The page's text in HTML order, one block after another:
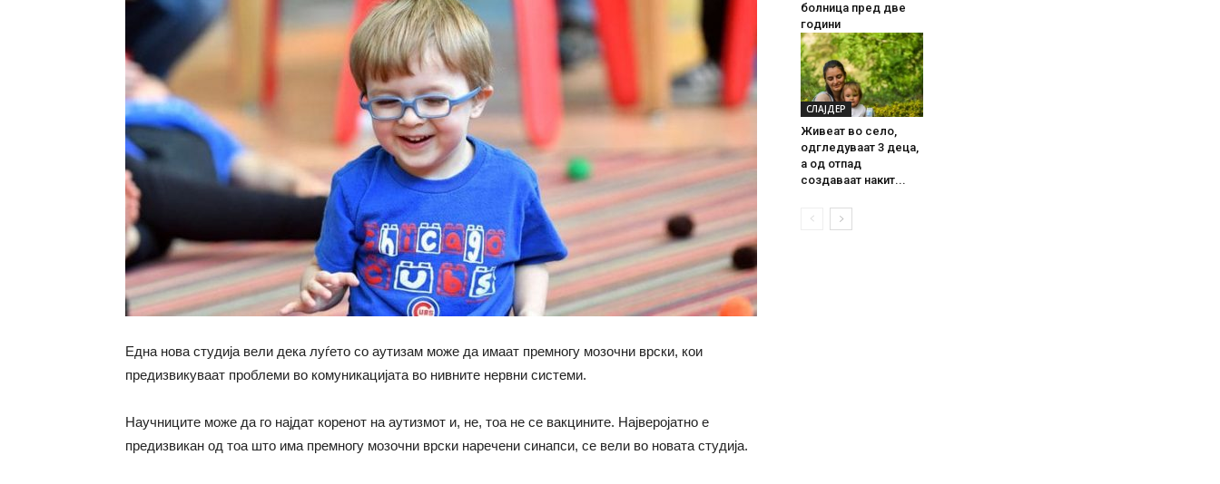
Една нова студија вели дека луѓето со аутизам може да имаат премногу мозочни врски, кои
предизвикуваат проблеми во комуникацијата во нивните нервни системи.
Научниците може да го најдат коренот на аутизмот и, не, тоа не се вакцините. Најверојатно е
предизвикан од тоа што има премногу мозочни врски наречени синапси, се вели во новата студија.
болница пред две
години
СЛАЈДЕР
Живеат во село,
одгледуваат 3 деца,
а од отпад
создаваат накит...